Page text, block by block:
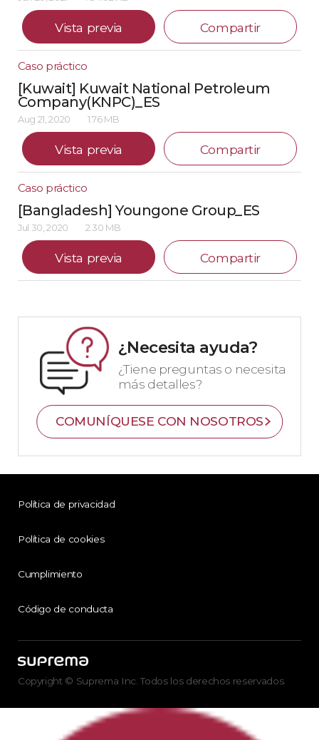
Vista previa Compartir
Caso práctico
[Kuwait] Kuwait National Petroleum
Company(KNPC)_ES
Aug 21, 2020 1.76 MB
Vista previa Compartir
Caso práctico
[Bangladesh] Youngone Group_ES
Jul 30, 2020 2.30 MB
Vista previa Compartir
¿Necesita ayuda?
¿Tiene preguntas o necesita
más detalles?
COMUNÍQUESE CON NOSOTROS
Política de privacidad
Política de cookies
Cumplimiento
Código de conducta
Copyright © Suprema Inc. Todos los derechos reservados.